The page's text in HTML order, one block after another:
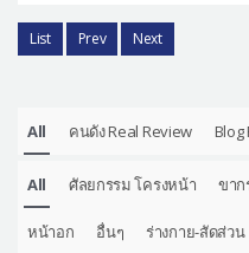
List Prev Next
All คนดัง Real Review Blog
All ศัลยกรรม โครงหน้า ขาก
หน้าอก อื่นๆ ร่างกาย-สัดส่วน